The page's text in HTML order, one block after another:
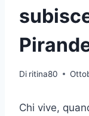
Di ritina80
Chi vive,